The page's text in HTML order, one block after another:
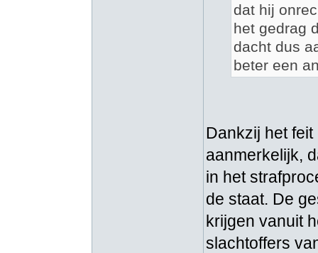
dat hij
het gedrag
dacht dus
beter een
Dankzij het
aanmerkelijk,
in het
de staat. De
krijgen vanuit
slachtoffers